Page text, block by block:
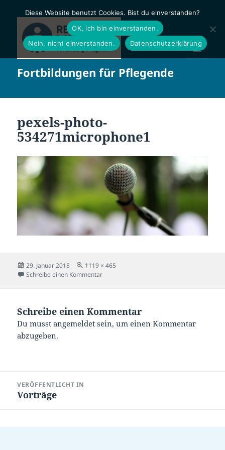
Fortbildungen für Pflegende
pexels-photo-
534271microphone1
Veröffentlicht
am
29. Januar 2018 Originalgröße
1119 × 465
Schreibe einen Kommentarzu pexels-photo-534271microphone1
Schreibe einen Kommentar
Du musstangemeldet sein, um einen Kommentar
abzugeben.
VERÖFFENTLICHT IN
Vorträge
Diese Website benutzt Cookies. Bist du einverstanden?
OK, ich bin einverstanden.
Nein, nicht einverstanden.
Datenschutzerklärung